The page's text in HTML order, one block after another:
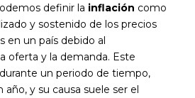
definir la inflación como
y sostenido de los precios
en un país debido al
oferta y la demanda. Este
un periodo de tiempo,
y su causa suele ser el